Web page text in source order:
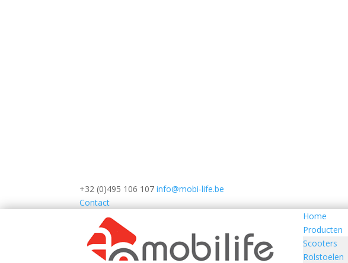
+32 (0)495 106 107 info@mobi-life.be
Contact
Home
Producten
Scooters
Rolstoelen